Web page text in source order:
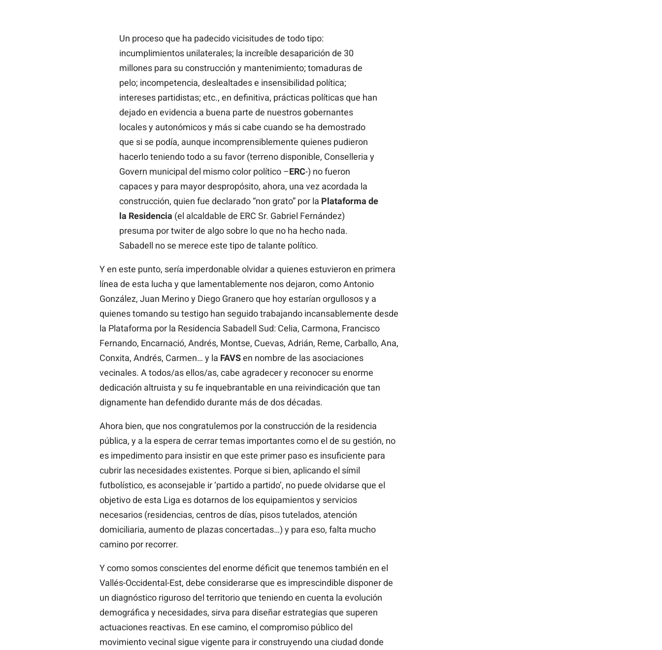
Un proceso que ha padecido vicisitudes de todo tipo:
incumplimientos unilaterales; la increíble desaparición de 30
millones para su construcción y mantenimiento; tomaduras de
pelo; incompetencia, deslealtades e insensibilidad política;
intereses partidistas; etc., en definitiva, prácticas políticas que han
dejado en evidencia a buena parte de nuestros gobernantes
locales y autonómicos y más si cabe cuando se ha demostrado
que si se podía, aunque incomprensiblemente quienes pudieron
hacerlo teniendo todo a su favor (terreno disponible, Conselleria y
Govern municipal del mismo color político –ERC-) no fueron
capaces y para mayor despropósito, ahora, una vez acordada la
construcción, quien fue declarado “non grato” por la Plataforma de
la Residencia (el alcaldable de ERC Sr. Gabriel Fernández)
presuma por twiter de algo sobre lo que no ha hecho nada.
Sabadell no se merece este tipo de talante político.
Y en este punto, sería imperdonable olvidar a quienes estuvieron en primera
línea de esta lucha y que lamentablemente nos dejaron, como Antonio
González, Juan Merino y Diego Granero que hoy estarían orgullosos y a
quienes tomando su testigo han seguido trabajando incansablemente desde
la Plataforma por la Residencia Sabadell Sud: Celia, Carmona, Francisco
Fernando, Encarnació, Andrés, Montse, Cuevas, Adrián, Reme, Carballo, Ana,
Conxita, Andrés, Carmen… y la FAVSen nombre de las asociaciones
vecinales. A todos/as ellos/as, cabe agradecer y reconocer su enorme
dedicación altruista y su fe inquebrantable en una reivindicación que tan
dignamente han defendido durante más de dos décadas.
Ahora bien, que nos congratulemos por la construcción de la residencia
pública, y a la espera de cerrar temas importantes como el de su gestión, no
es impedimento para insistir en que este primer paso es insuficiente para
cubrir las necesidades existentes. Porque si bien, aplicando el símil
futbolístico, es aconsejable ir ‘partido a partido’, no puede olvidarse que el
objetivo de esta Liga es dotarnos de los equipamientos y servicios
necesarios (residencias, centros de días, pisos tutelados, atención
domiciliaria, aumento de plazas concertadas…) y para eso, falta mucho
camino por recorrer.
Y como somos conscientes del enorme déficit que tenemos también en el
Vallés-Occidental-Est, debe considerarse que es imprescindible disponer de
un diagnóstico riguroso del territorio que teniendo en cuenta la evolución
demográfica y necesidades, sirva para diseñar estrategias que superen
actuaciones reactivas. En ese camino, el compromiso público del
movimiento vecinal sigue vigente para ir construyendo una ciudad donde